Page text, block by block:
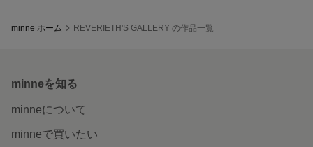
minne ホーム REVERIETH'S GALLERY の作品一覧
minneを知る
minneについて
minneで買いたい